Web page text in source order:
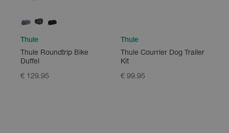
Thule
Thule Roundtrip Bike
Duffel
€ 129.95
Thule
Thule Courrier Dog Trailer
Kit
€ 99.95